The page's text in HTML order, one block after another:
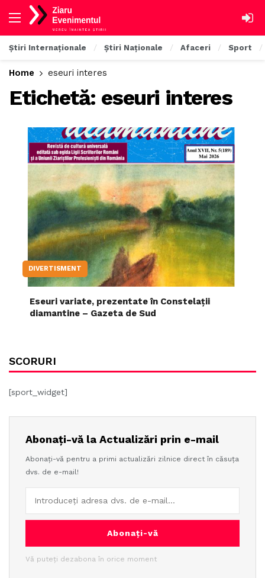
Știri Internaționale Știri Naționale Afaceri Sport
Home eseuri interes
Etichetă: eseuri interes
DIVERTISMENT
Eseuri variate, prezentate în Constelații
diamantine – Gazeta de Sud
SCORURI
[sport_widget]
Abonați-vă la Actualizări prin e-mail
Abonați-vă pentru a primi actualizări zilnice direct în căsuța
dvs. de e-mail!
Abonați-vă
Vă puteți dezabona în orice moment